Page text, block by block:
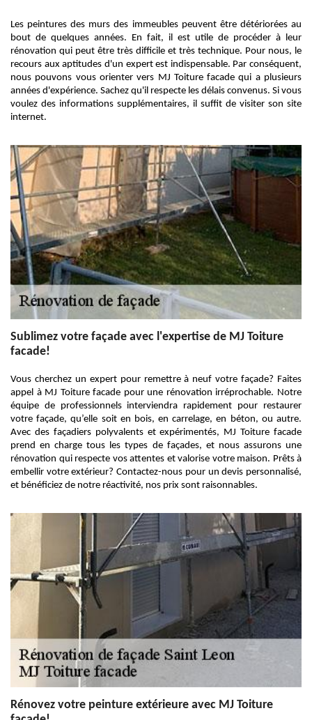
Les peintures des murs des immeubles peuvent être détériorées au
bout de quelques années. En fait, il est utile de procéder à leur
rénovation qui peut être très difficile et très technique. Pour nous, le
recours aux aptitudes d'un expert est indispensable. Par conséquent,
nous pouvons vous orienter vers MJ Toiture facade qui a plusieurs
années d'expérience. Sachez qu'il respecte les délais convenus. Si vous
voulez des informations supplémentaires, il suffit de visiter son site
internet.
Sublimez votre façade avec l'expertise de MJ Toiture
facade!
Vous cherchez un expert pour remettre à neuf votre façade? Faites
appel à MJ Toiture facade pour une rénovation irréprochable. Notre
équipe de professionnels interviendra rapidement pour restaurer
votre façade, qu’elle soit en bois, en carrelage, en béton, ou autre.
Avec des façadiers polyvalents et expérimentés, MJ Toiture facade
prend en charge tous les types de façades, et nous assurons une
rénovation qui respecte vos attentes et valorise votre maison. Prêts à
embellir votre extérieur? Contactez-nous pour un devis personnalisé,
et bénéficiez de notre réactivité, nos prix sont raisonnables.
Rénovez votre peinture extérieure avec MJ Toiture